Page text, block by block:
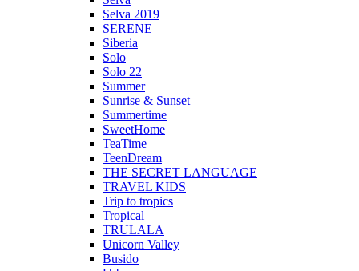
Selva 2019
SERENE
Siberia
Solo
Solo 22
Summer
Sunrise & Sunset
Summertime
SweetHome
TeaTime
TeenDream
THE SECRET LANGUAGE
TRAVEL KIDS
Trip to tropics
Tropical
TRULALA
Unicorn Valley
Busido